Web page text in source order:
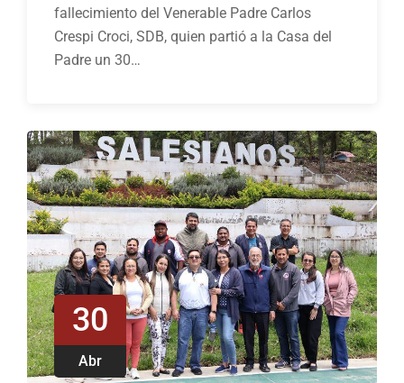
fallecimiento del Venerable Padre Carlos
Crespi Croci, SDB, quien partió a la Casa del
Padre un 30…
30
Abr